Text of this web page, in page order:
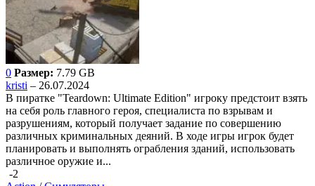
0 Размер: 7.79 GB
kristi – 26.07.2024
В пиратке "Teardown: Ultimate Edition" игроку предстоит взять
на себя роль главного героя, специалиста по взрывам и
разрушениям, который получает задание по совершению
различных криминальных деяний. В ходе игры игрок будет
планировать и выполнять ограбления зданий, использовать
различное оружие и...
-2